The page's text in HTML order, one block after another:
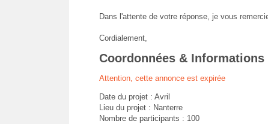
Dans l'attente de votre réponse, je vous
Cordialement,
Coordonnées & Informations
Attention, cette annonce est expirée
Date du projet : Avril
Lieu du projet : Nanterre
Nombre de participants : 100